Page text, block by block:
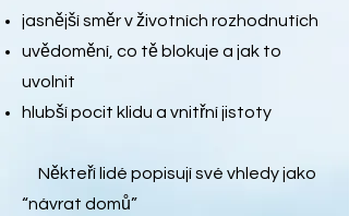
jasnější směr v životních rozhodnutích
uvědomění, co tě blokuje a jak to
uvolnit
hlubší pocit klidu a vnitřní jistoty
Někteří lidé popisují své vhledy jako
“návrat domů”